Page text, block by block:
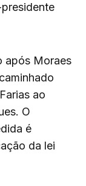
após Moraes
ao
O
é
da lei